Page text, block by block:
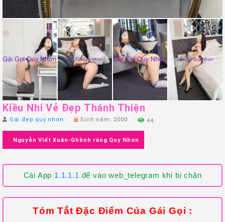
Kiều Nhi Vẻ Đẹp Thánh Thiện
Gái đẹp quy nhơn Sinh năm: 2000 44
Nguyễn Viết Xuân-Ghềnh ráng Quy Nhơn
Cài App 1.1.1.1 để vào web_telegram khi bị chặn
Tóm Tắt Đặc Điểm Của Gái Gọi :